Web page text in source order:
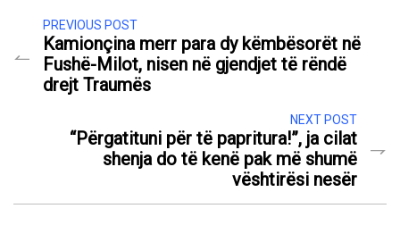
PREVIOUS POST
Kamionçina merr para dy këmbësorët në
Fushë-Milot, nisen në gjendjet të rëndë
drejt Traumës
NEXT POST
“Përgatituni për të papritura!”, ja cilat
shenja do të kenë pak më shumë
vështirësi nesër